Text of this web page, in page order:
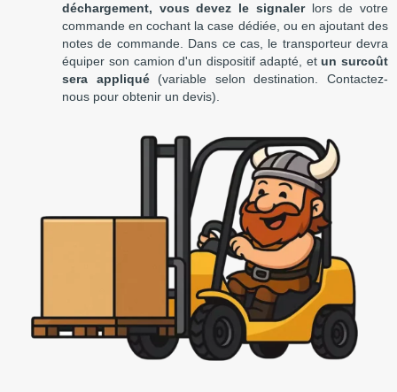
déchargement, vous devez le signalerlors de votre
commande en cochant la case dédiée, ou en ajoutant des
notes de commande. Dans ce cas, le transporteur devra
équiper son camion d'un dispositif adapté, etun surcoût
sera appliqué (variable selon destination. Contactez-
nous pour obtenir un devis).